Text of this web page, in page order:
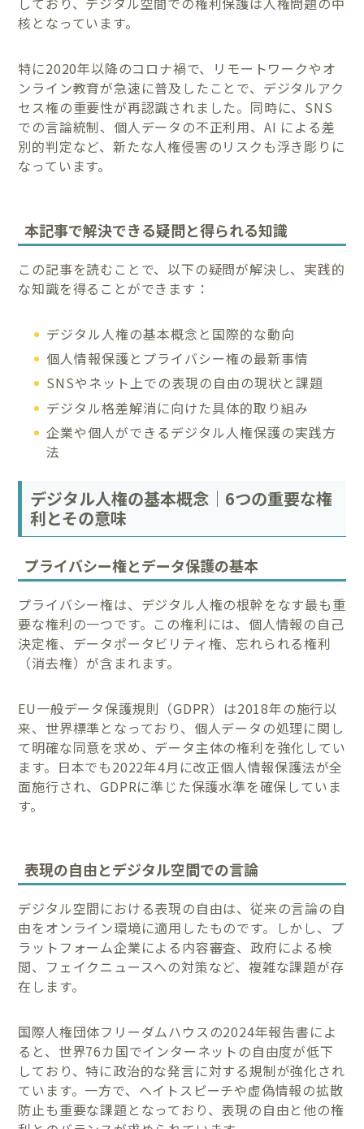
核となっています。
特に2020年以降のコロナ禍で、リモートワークやオ
ンライン教育が急速に普及したことで、デジタルアク
セス権の重要性が再認識されました。同時に、SNS
での言論統制、個人データの不正利用、AI による差
別的判定など、新たな人権侵害のリスクも浮き彫りに
なっています。
本記事で解決できる疑問と得られる知識
この記事を読むことで、以下の疑問が解決し、実践的
な知識を得ることができます：
デジタル人権の基本概念と国際的な動向
個人情報保護とプライバシー権の最新事情
SNSやネット上での表現の自由の現状と課題
デジタル格差解消に向けた具体的取り組み
企業や個人ができるデジタル人権保護の実践方
法
デジタル人権の基本概念｜6つの重要な権
利とその意味
プライバシー権とデータ保護の基本
プライバシー権は、デジタル人権の根幹をなす最も重
要な権利の一つです。この権利には、個人情報の自己
決定権、データポータビリティ権、忘れられる権利
（消去権）が含まれます。
EU一般データ保護規則（GDPR）は2018年の施行以
来、世界標準となっており、個人データの処理に関し
て明確な同意を求め、データ主体の権利を強化してい
ます。日本でも2022年4月に改正個人情報保護法が全
面施行され、GDPRに準じた保護水準を確保していま
す。
表現の自由とデジタル空間での言論
デジタル空間における表現の自由は、従来の言論の自
由をオンライン環境に適用したものです。しかし、プ
ラットフォーム企業による内容審査、政府による検
閲、フェイクニュースへの対策など、複雑な課題が存
在します。
国際人権団体フリーダムハウスの2024年報告書によ
ると、世界76カ国でインターネットの自由度が低下
しており、特に政治的な発言に対する規制が強化され
ています。一方で、ヘイトスピーチや虚偽情報の拡散
防止も重要な課題となっており、表現の自由と他の権